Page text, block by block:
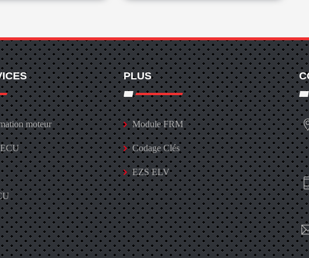
moteur
PLUS
Module FRM
Codage Clés
EZS ELV